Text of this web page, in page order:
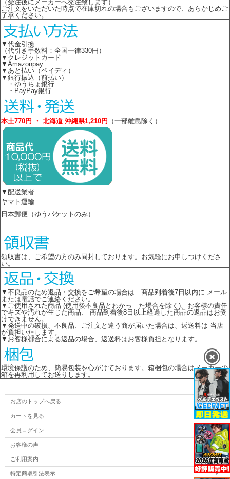
（受注後にメーカーへ発注致します）
ご注文をいただいた時点で在庫切れの場合もございますので、あらかじめご
了承ください。
▼代金引換
（代引き手数料：全国一律330円）
▼クレジットカード
▼Amazonpay
▼あと払い（ペイディ）
▼銀行振込（前払い）
・ゆうちょ銀行
・PayPay銀行
本土770円 ・ 北海道 沖縄県1,210円 （一部離島除く）
▼配送業者
ヤマト運輸
日本郵便（ゆうパケットのみ）
領収書は、ご希望の方のみ同封しております。お気軽にお申しつけくださ
い。
▼不良品のため返品・交換をご希望の場合は 商品到着後7日以内に メール
または電話でご連絡ください。
▼ご使用された商品 (使用後不良品とわかっ た場合を除く)、お客様の責任
でキズや汚れが生じた商品、 商品到着後8日以上経過した商品の返品はお受
けできません。
▼発送中の破損、不良品、ご注文と違う商が届いた場合は、返送料は 当店
が負担いたします。
▼お客様都合による返品の場合、返送料はお客様負担となります。
環境保護のため、簡易包装を心がけております。箱梱包の場合はメーカーの
箱を再利用してお送りします。
お店のトップへ戻る
カートを見る
会員ログイン
お客様の声
ご利用案内
特定商取引法表示